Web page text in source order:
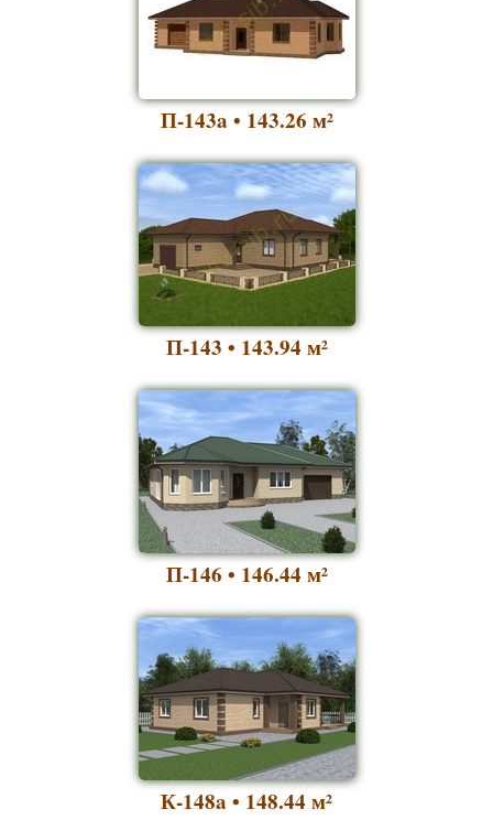
П-143a • 143.26 м²
П-143 • 143.94 м²
П-146 • 146.44 м²
К-148a • 148.44 м²